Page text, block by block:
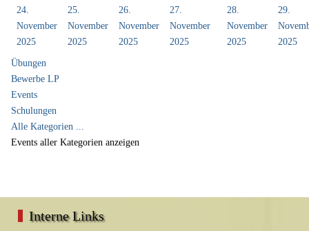
24.
November
2025
25.
November
2025
26.
November
2025
27.
November
2025
28.
November
2025
29.
2025
Übungen
Bewerbe LP
Events
Schulungen
Alle Kategorien ...
Events aller Kategorien anzeigen
Interne Links